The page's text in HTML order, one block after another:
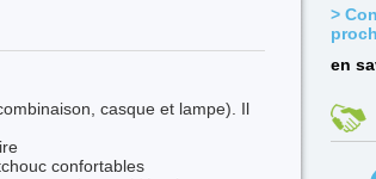
casque et lampe). Il
confortables
>
en